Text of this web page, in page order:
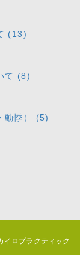
(13)
て (8)
動悸） (5)
イロプラクティック